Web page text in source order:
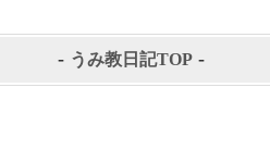
- うみ教日記TOP -